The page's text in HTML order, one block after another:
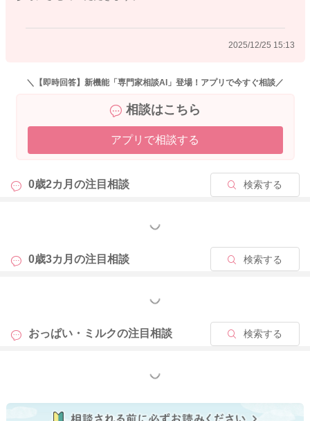
2025/12/25 10:28
2025/12/25 15:13
＼【即時回答】新機能「専門家相談AI」登場！アプリで今すぐ相談／
相談はこちら
アプリで相談する
0歳2カ月の注目相談 検索する
もっと見る
0歳3カ月の注目相談 検索する
もっと見る
おっぱい・ミルクの注目相談 検索する
もっと見る